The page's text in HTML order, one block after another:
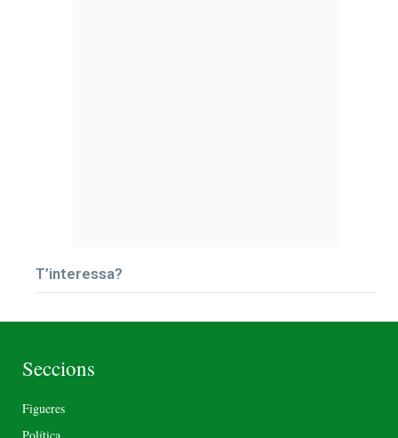
T’interessa?
Seccions
Figueres